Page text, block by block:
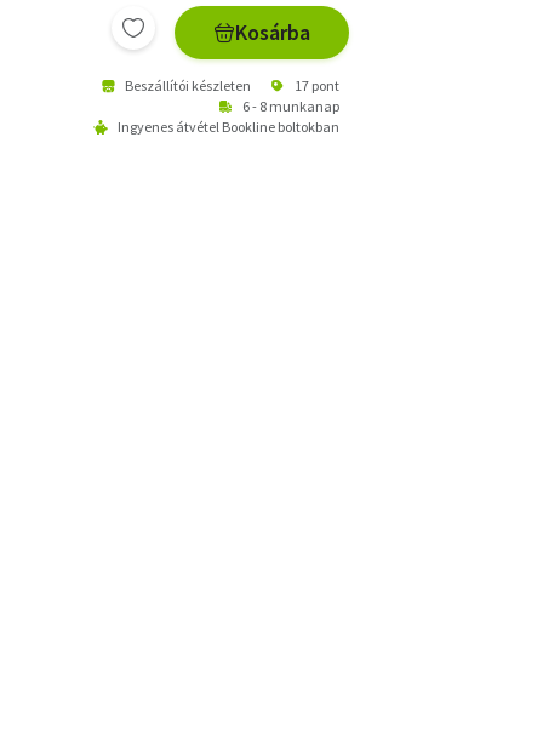
Kosárba
Beszállítói készleten
17 pont
6 - 8 munkanap
Ingyenes átvétel Bookline boltokban